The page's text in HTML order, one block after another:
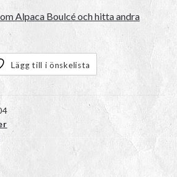
Alpaca Boulcé och hitta andra
Lägg till i önskelista